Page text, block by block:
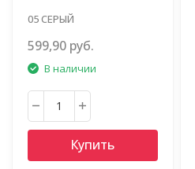
05 СЕРЫЙ
599,90 руб.
В наличии
Купить